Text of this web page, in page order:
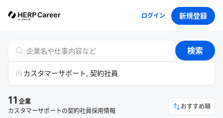
ログイン 新規登録
検索
カスタマーサポート, 契約社員
11 企業
カスタマーサポートの契約社員採用情報
おすすめ順